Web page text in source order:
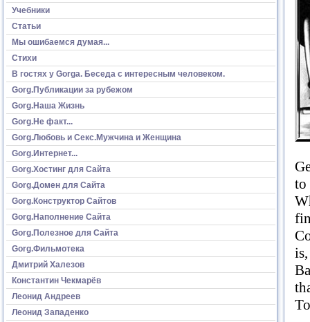
Учебники
Статьи
Мы ошибаемся думая...
Стихи
В гостях у Gorga. Беседа с интересным человеком.
Gorg.Публикации за рубежом
Gorg.Наша Жизнь
Gorg.Не факт...
Gorg.Любовь и Секс.Мужчина и Женщина
Gorg.Интернет...
Gorg.Хостинг для Сайта
Gorg.Домен для Сайта
Gorg.Конструктор Сайтов
Gorg.Наполнение Сайта
Gorg.Полезное для Сайта
Gorg.Фильмотека
Дмитрий Халезов
Константин Чекмарёв
Леонид Андреев
Леонид Западенко
to